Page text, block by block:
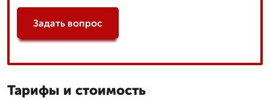
Задать вопрос
Тарифы и стоимость